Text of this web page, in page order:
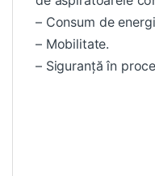
– Consum de
– Mobilitate.
– Siguranță în